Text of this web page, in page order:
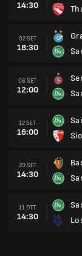
14:30
02 SET
18:30
06 SET
12:00
12 SET
16:00
20 SET
14:30
11 OTT
14:30